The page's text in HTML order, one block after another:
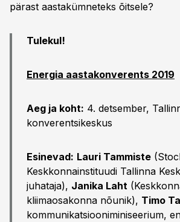
pärast aastakümneteks õitsele?
Tulekul!
Energia aastakonverents 2019
Aeg ja koht: 4. detsember,
konverentsikeskus
Esinevad: Lauri Tammiste
Keskkonnainstituudi Tallinna
juhataja), Janika Laht
kliimaosakonna nõunik), Timo
kommunikatsiooniminiseerium,